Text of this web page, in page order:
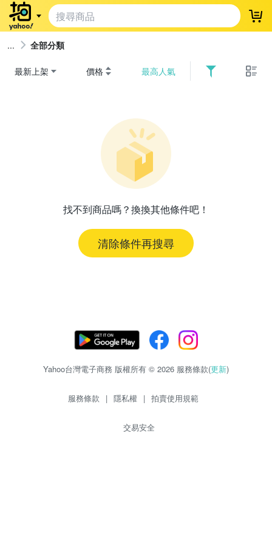
登
全部分類
最新上架 價格 最高人氣
找不到商品嗎？換換其他條件吧！
清除條件再搜尋
Yahoo台灣電子商務 版權所有 © 2026 服務條款(更新)
服務條款 | 隱私權 | 拍賣使用規範
交易安全